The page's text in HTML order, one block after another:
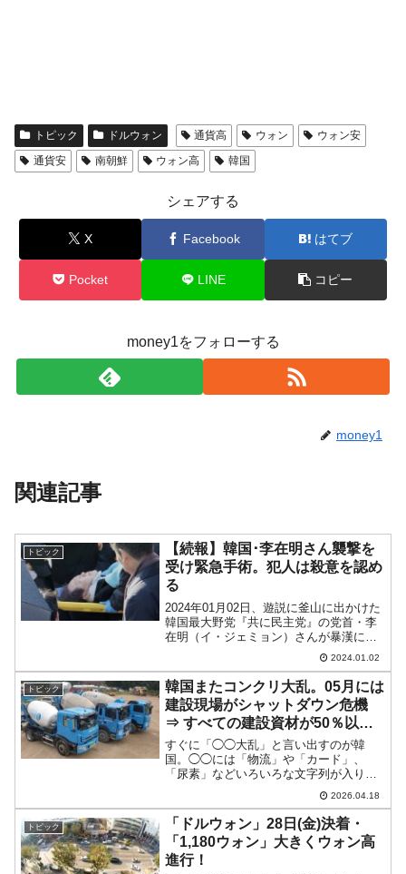
トピック ドルウォン 通貨高 ウォン
ウォン安
通貨安
南朝鮮 ウォン高 韓国
シェアする
X Facebook はてブ
Pocket LINE コピー
money1をフォローする
money1
関連記事
トピック
【続報】韓国･李在明さん襲撃を
受け緊急手術。犯人は殺意を認め
る
2024年01月02日、遊説に釜山に出かけた
韓国最大野党『共に民主党』の党首・李
在明（イ・ジェミョン）さんが暴漢に襲
われるという事件が起こりました。先の
記事でご紹介したとおり、犯人は記者か
らの質問に答える李在明（イ・ジェミョ
ン）さんに「サイ...
2024.01.02
トピック
韓国またコンクリ大乱。05月には
建設現場がシャットダウン危機
⇒ すべての建設資材が50％以上
急騰、窓枠が05月になくなるかも
すぐに「◯◯大乱」と言い出すのが韓
国。◯◯には「物流」や「カード」、
「尿素」などいろいろな文字列が入りま
す。多くの場合、大乱は需給バランスが
おかしくなったときに発生します。「イ
スラエル + アメリカ合衆国 vs イラン」
の戦争で中東危機が発...
2026.04.18
トピック
「ドルウォン」28日(金)決着・
「1,180ウォン」大きくウォン高
進行！